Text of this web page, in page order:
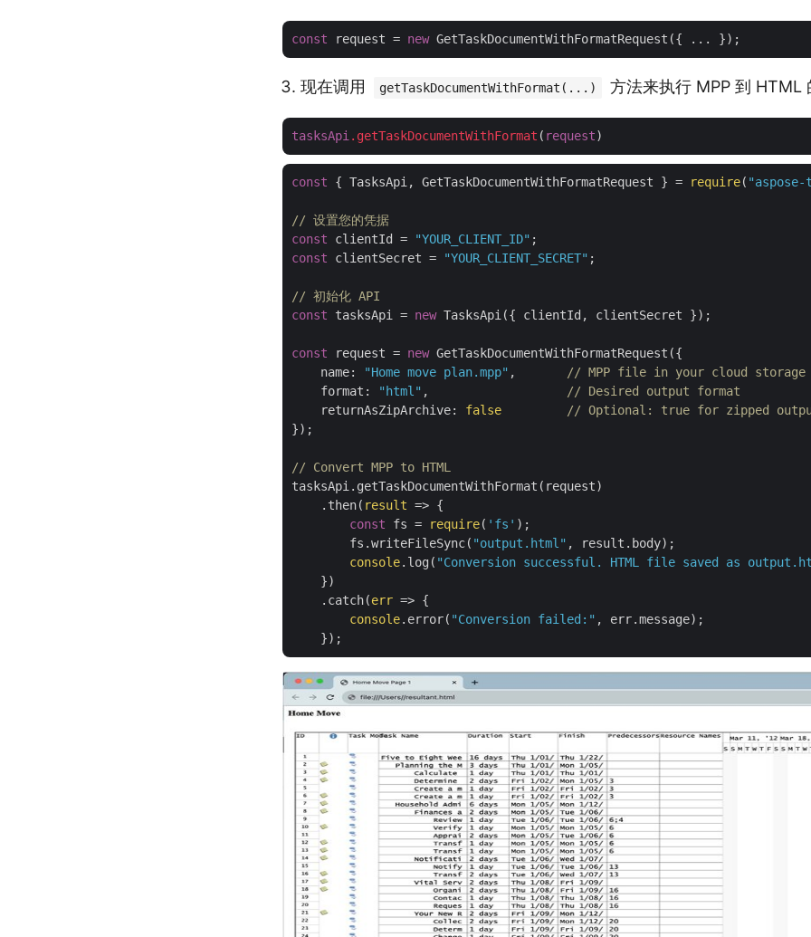
const request = new
现在调用 getTaskDocumentWithFormat(...) 方法来执行 MPP 到 HTML
tasksApi .getTaskDocumentWithFormat ( request
const { TasksApi, GetTaskDocumentWithFormatRequest } = require(
// 设置您的凭据
const clientId = "YOUR_CLIENT_ID"
const clientSecret = "YOUR_CLIENT_SECRET" ;
// 初始化 API
const tasksApi = new TasksApi({ clientId, clientSecret });
const request = new GetTaskDocumentWithFormatRequest({
name: "Home move plan.mpp" ,
// MPP file in your cloud storage
format : "html" ,
// Desired output format
returnAsZipArchive: false
// Optional: true for zipped
});
// Convert MPP to HTML
tasksApi.getTaskDocumentWithFormat(request)
    .then(
result => {
const fs = require( 'fs' );
        fs.writeFileSync(
"output.html" , result.body);
console.log( "Conversion successful. HTML file saved as
    })
    .catch(
err => {
console.error( "Conversion failed:" , err.message);